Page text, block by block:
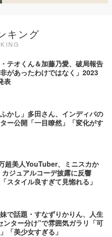
キング
テオくん＆加藤乃愛、破局報告
非があったわけではなく」2023
表
ふかし」多田さん、インディバの
ー公開「一目瞭然」「変化がす
超美人YouTuber、ミニスカか
カジュアルコーデ披露に反響
スタイル良すぎて見惚れる」
で話題・すなずりかりん、人生
ンター分け”で雰囲気ガラリ「可
「美少女すぎる」